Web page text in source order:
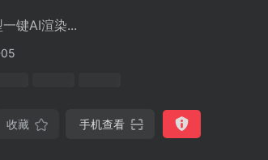
键AI渲染...
收藏 手机查看